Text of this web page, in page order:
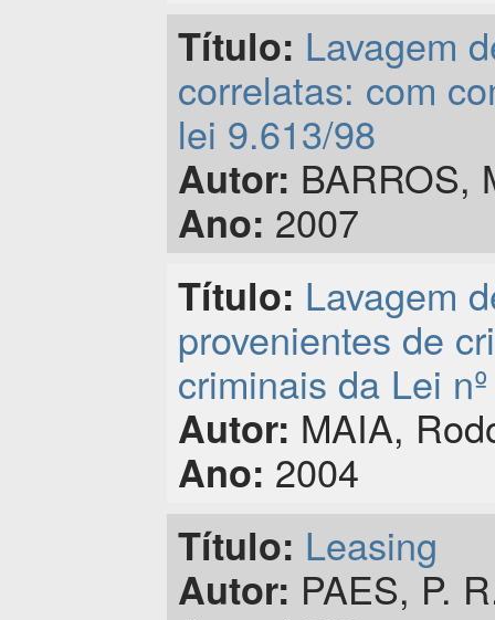
Título: Lavagem
correlatas: com
lei 9.613/98
Autor: BARROS,
Ano: 2007
Título: Lavagem
provenientes de
criminais da Lei
Autor: MAIA,
Ano: 2004
Título: Leasing
Autor: PAES, P.